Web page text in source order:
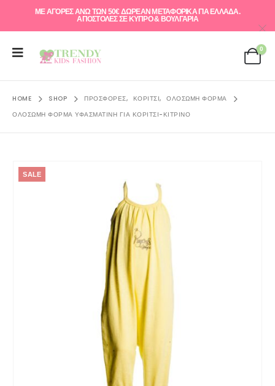
ΜΕ ΑΓΟΡΕΣ ΑΝΩ ΤΩΝ 50€ ΔΩΡΕΑΝ ΜΕΤΑΦΟΡΙΚΑ ΓΙΑ ΕΛΛAΔΑ.
ΑΠΟΣΤΟΛΕΣ ΣΕ ΚΥΠΡΟ & ΒΟΥΛΓΑΡΙΑ
0
HOME SHOP ΠΡΟΣΦΟΡΈΣ, ΚΟΡΊΤΣΙ, ΟΛΌΣΩΜΗ ΦΌΡΜΑ
ΟΛΌΣΩΜΗ ΦΌΡΜΑ ΥΦΑΣΜΆΤΙΝΗ ΓΙΑ ΚΟΡΊΤΣΙ-ΚΊΤΡΙΝΟ
SALE